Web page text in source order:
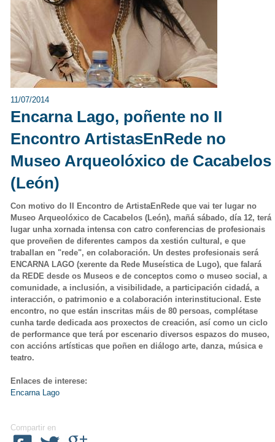
11/07/2014
Encarna Lago, poñente no II
Encontro ArtistasEnRede no
Museo Arqueolóxico de Cacabelos
(León)
Con motivo do II Encontro de ArtistaEnRede que vai ter lugar no
Museo Arqueolóxico de Cacabelos (León), mañá sábado, día 12, terá
lugar unha xornada intensa con catro conferencias de profesionais
que proveñen de diferentes campos da xestión cultural, e que
traballan en "rede", en colaboración. Un destes profesionais será
ENCARNA LAGO (xerente da Rede Museística de Lugo), que falará
da REDE desde os Museos e de conceptos como o museo social, a
comunidade, a inclusión, a visibilidade, a participación cidadá, a
interacción, o patrimonio e a colaboración interinstitucional. Este
encontro, no que están inscritas máis de 80 persoas, complétase
cunha tarde dedicada aos proxectos de creación, así como un ciclo
de performance que terá por escenario diversos espazos do museo,
con accións artísticas que poñen en diálogo arte, danza, música e
teatro.
Enlaces de interese:
Encarna Lago
Compartir en